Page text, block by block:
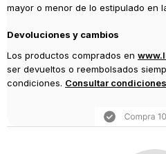
mayor o menor de lo estipulado en
Devoluciones y cambios
Los productos comprados en
ser devueltos o reembolsados
condiciones. Consultar condiciones